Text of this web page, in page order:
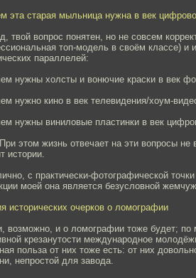
эта старая мыльница нужна в век
твой вопрос понятен, но не совсем
топ-модель в своём классе) и
параллелей:
нужны холсты и вонючие краски в век
нужно кино в век телевидения/хоум-
нужны виниловые пластинки в век
этом жизнь отвечает на эти вопросы
истории.
с практически-фотографической
моей она является безусловной
исторических очерков о ломографии
возможно, и о ломографии тоже будет;
крезанутости международное
польза от них тоже есть: от них
непростой для завода.